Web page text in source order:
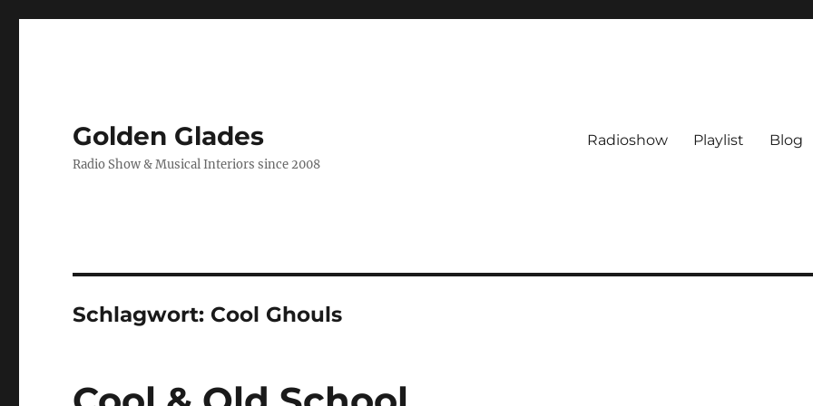
Golden Glades
Radio Show & Musical Interiors since 2008
Radioshow Playlist Blog
Schlagwort: Cool Ghouls